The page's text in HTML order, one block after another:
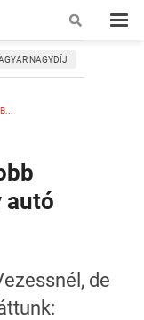
NAGYDÍJ
autó
de